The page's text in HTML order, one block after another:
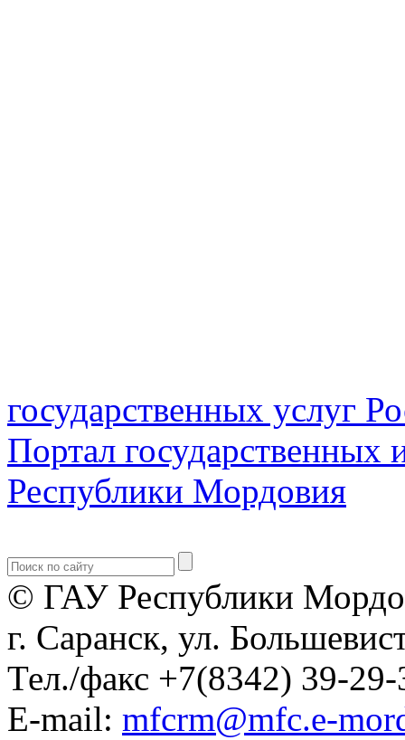
государственных услуг
Портал
Республики Мордовия
© ГАУ Республики
г. Саранск, ул.
Тел./факс +7(8342) 39-29-
E-mail: mfcrm@mfc.e-